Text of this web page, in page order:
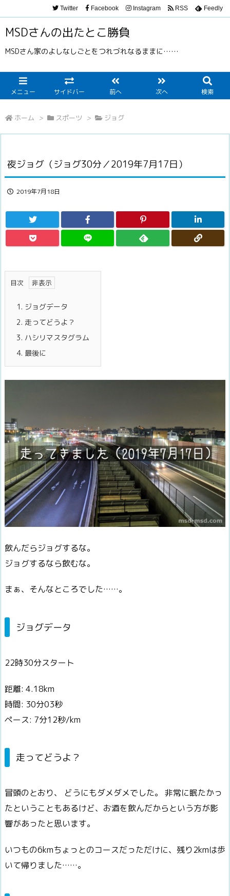
MSDさんの出たとこ勝負
MSDさん家のよしなしごとをつれづれなるままに……
メニュー サイドバー 前へ 次へ 検索
Twitter Facebook Instagram RSS Feedly
ホーム > スポーツ > ジョグ
夜ジョグ（ジョグ30分／2019年7月17日）
2019年7月18日
目次
1. ジョグデータ
2. 走ってどうよ？
3. ハシリマスタグラム
4. 最後に
飲んだらジョグするな。
ジョグするなら飲むな。
まぁ、そんなところでした……。
ジョグデータ
22時30分スタート
距離: 4.18km
時間: 30分03秒
ペース: 7分12秒/km
走ってどうよ？
冒頭のとおり、 どうにもダメダメでした。 非常に眠たかっ
たということもあるけど、お酒を飲んだからという方が影
響があったと思います。
いつもの6kmちょっとのコースだっただけに、残り2kmは歩
いて帰りました……。